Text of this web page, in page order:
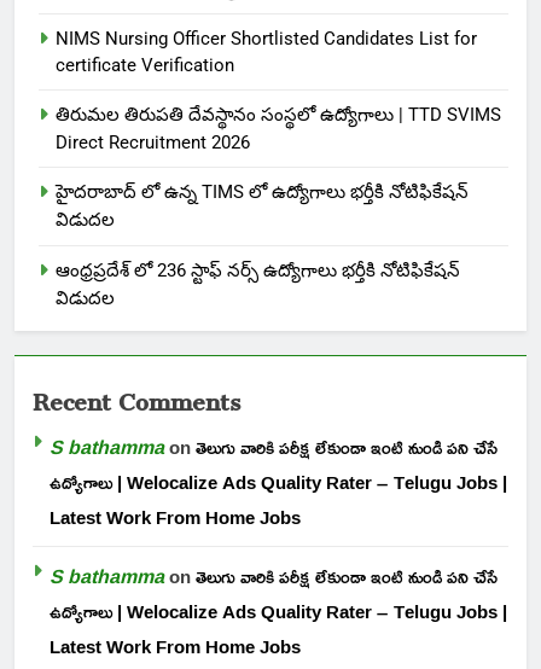
NIMS Nursing Officer Shortlisted Candidates List for
certificate Verification
తిరుమల తిరుపతి దేవస్థానం సంస్థలో ఉద్యోగాలు | TTD SVIMS
Direct Recruitment 2026
హైదరాబాద్ లో ఉన్న TIMS లో ఉద్యోగాలు భర్తీకి నోటిఫికేషన్
విడుదల
ఆంధ్రప్రదేశ్ లో 236 స్టాఫ్ నర్స్ ఉద్యోగాలు భర్తీకి నోటిఫికేషన్
విడుదల
Recent Comments
S bathammaonతెలుగు వారికి పరీక్ష లేకుండా ఇంటి నుండి పని చేసే
ఉద్యోగాలు | Welocalize Ads Quality Rater – Telugu Jobs |
Latest Work From Home Jobs
S bathammaonతెలుగు వారికి పరీక్ష లేకుండా ఇంటి నుండి పని చేసే
ఉద్యోగాలు | Welocalize Ads Quality Rater – Telugu Jobs |
Latest Work From Home Jobs